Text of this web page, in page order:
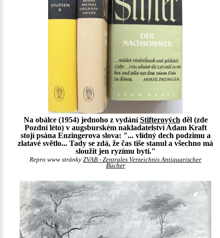
Na obálce (1954) jednoho z vydáníStifterových děl (zde
Pozdní léto) v augsburském nakladatelství Adam Kraft
stojí psána Enzingerova slova: "... vlídný dech podzimu a
zlatavé světlo... Tady se zdá, že čas tiše stanul a všechno má
sloužit jen ryzímu bytí."
Repro www stránky ZVAB - Zentrales Verzeichnis Antiquarischer
Bücher